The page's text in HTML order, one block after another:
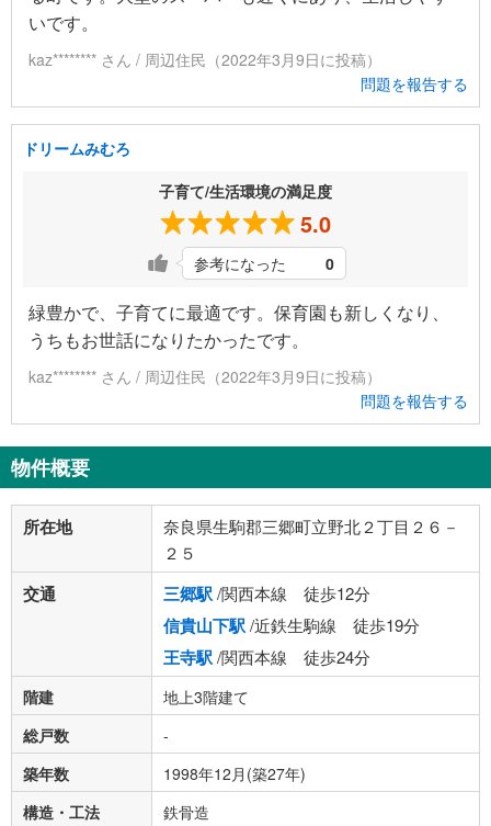
いです。
kaz******** さん / 周辺住民（2022年3月9日に投稿）
問題を報告する
ドリームみむろ
子育て/生活環境の満足度
5.0
参考になった 0
緑豊かで、子育てに最適です。保育園も新しくなり、
うちもお世話になりたかったです。
kaz******** さん / 周辺住民（2022年3月9日に投稿）
問題を報告する
物件概要
所在地
奈良県生駒郡三郷町立野北２丁目２６－
２５
交通 三郷駅/関西本線 徒歩12分
信貴山下駅/近鉄生駒線 徒歩19分
王寺駅/関西本線 徒歩24分
階建
地上3階建て
総戸数
-
築年数
1998年12月(築27年)
構造・工法
鉄骨造